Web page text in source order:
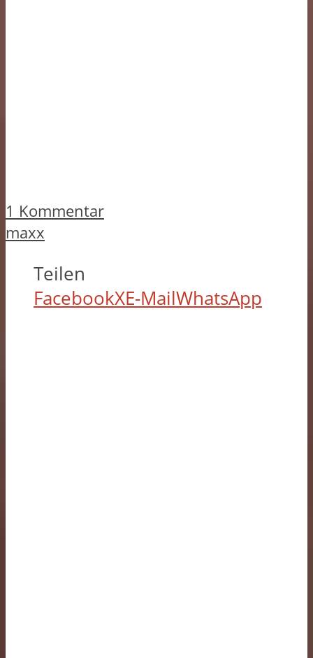
1 Kommentar
maxx
Teilen
FacebookXE-MailWhatsApp